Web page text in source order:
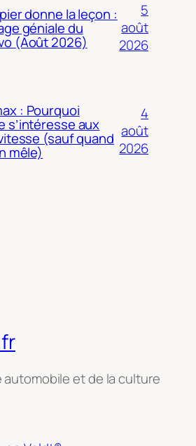
donne la leçon :
géniale du
(Août 2026)
5
août
2026
: Pourquoi
s’intéresse aux
(sauf quand
mêle)
4
août
2026
automobile et de la culture